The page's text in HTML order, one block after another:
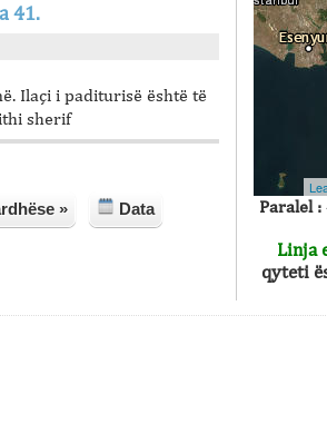
41.
Ilaçi i paditurisë është të
sherif
» Data Paralel :
Linja
qyteti